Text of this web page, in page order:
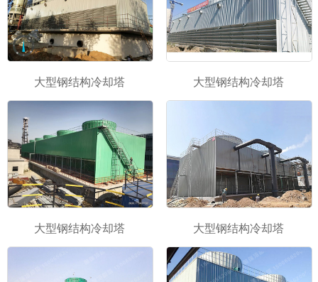
1 \3
大型钢结构冷却塔 大型钢结构冷却塔
大型钢结构冷却塔 大型钢结构冷却塔